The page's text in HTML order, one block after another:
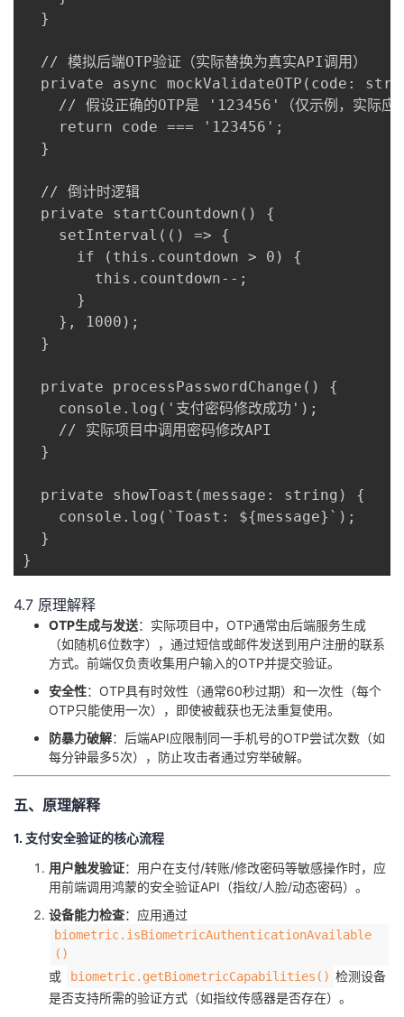
  }
  // 模拟后端OTP验证（实际替换为真实API调用）
private async mockValidateOTP(code:
// 假设正确的OTP是 '123456'（仅示例，实际应
    return code === '123456';
  }
  // 倒计时逻辑
  private startCountdown() {
    setInterval(() => {
      if (this.countdown > 0) {
        this.countdown--;
      }
    }, 1000);
  }
  private processPasswordChange() {
    console.log('支付密码修改成功');
    // 实际项目中调用密码修改API
  }
  private showToast(message: string) {
    console.log(`Toast: ${message}`);
  }
}
4.7 原理解释
​OTP生成与发送​​：实际项目中，OTP通常由后端服务生成
（如随机6位数字），通过短信或邮件发送到用户注册的联系
方式。前端仅负责收集用户输入的OTP并提交验证。
​安全性​​：OTP具有时效性（通常60秒过期）和一次性（每个
OTP只能使用一次），即使被截获也无法重复使用。
​防暴力破解​​：后端API应限制同一手机号的OTP尝试次数（如
每分钟最多5次），防止攻击者通过穷举破解。
五、原理解释
1. 支付安全验证的核心流程
​用户触发验证​​：用户在支付/转账/修改密码等敏感操作时，应
用前端调用鸿蒙的安全验证API（指纹/人脸/动态密码）。
​设备能力检查​​：应用通过
biometric.isBiometricAuthenticationAvailable
()
或 biometric.getBiometricCapabilities() 检测设备
是否支持所需的验证方式（如指纹传感器是否存在）。